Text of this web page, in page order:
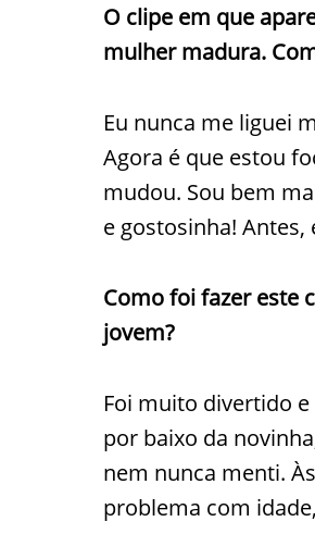
O clipe em que
mulher madura.
Eu nunca me liguei
Agora é que estou
mudou. Sou bem
e gostosinha! Antes,
Como foi fazer este
jovem?
Foi muito divertido
por baixo da
nem nunca menti.
problema com